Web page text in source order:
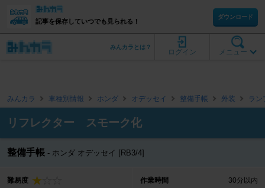
記事を保存していつでも見られる！
ダウンロード
メニュー
ログイン
みんカラとは？
みんカラ 車種別情報 ホンダ オデッセイ 整備手帳 外装 ラン
リフレクター スモーク化
整備手帳 ホンダ オデッセイ [RB3/4]
難易度 作業時間 30分以内